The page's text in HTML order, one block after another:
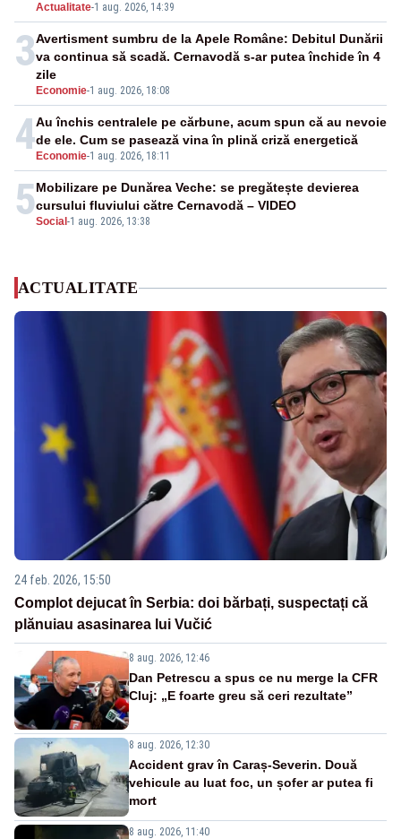
Actualitate-1 aug. 2026, 14:39
3
Economie-1 aug. 2026, 18:08
Avertisment sumbru de la Apele Române: Debitul Dunării
va continua să scadă. Cernavodă s-ar putea închide în 4
zile
4 Economie-1 aug. 2026, 18:11
Au închis centralele pe cărbune, acum spun că au nevoie
de ele. Cum se pasează vina în plină criză energetică
5Social -1 aug. 2026, 13:38
Mobilizare pe Dunărea Veche: se pregătește devierea
cursului fluviului către Cernavodă – VIDEO
ACTUALITATE
24 feb. 2026, 15:50
Complot dejucat în Serbia: doi bărbați, suspectați că
plănuiau asasinarea lui Vučić
8 aug. 2026, 12:46
Dan Petrescu a spus ce nu merge la CFR
Cluj: „E foarte greu să ceri rezultate”
8 aug. 2026, 12:30
Accident grav în Caraș-Severin. Două
vehicule au luat foc, un șofer ar putea fi
mort
8 aug. 2026, 11:40